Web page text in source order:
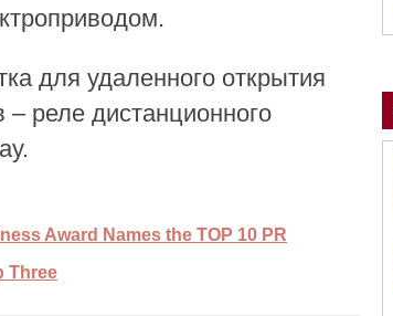
для удаленного открытия
– реле дистанционного
Award Names the TOP 10 PR
Three